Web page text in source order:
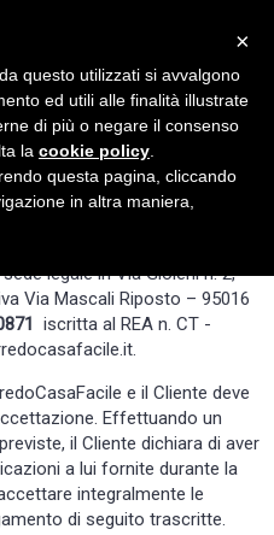
0
legale in Via Gioieni n. 2,
Via Mascali Riposto – 95016
iscritta al REA n. CT -
e il Cliente deve
Effettuando un
il Cliente dichiara di aver
a lui fornite durante la
integralmente le
di seguito trascritte.
×
questo utilizzati si avvalgono
ed utili alle finalità illustrate
di più o negare il consenso
la cookie policy
questa pagina, cliccando
in altra maniera,